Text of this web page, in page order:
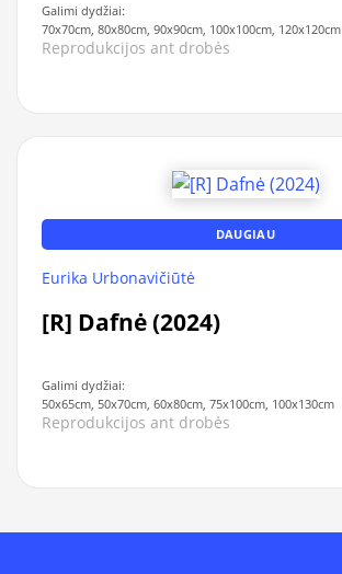
Galimi dydžiai:
70x70cm, 80x80cm, 90x90cm, 100x100cm, 120x120cm
Reprodukcijos ant drobės
DAUGIAU
Eurika Urbonavičiūtė
[R] Dafnė (2024)
Galimi dydžiai:
50x65cm, 50x70cm, 60x80cm, 75x100cm, 100x130cm
Reprodukcijos ant drobės